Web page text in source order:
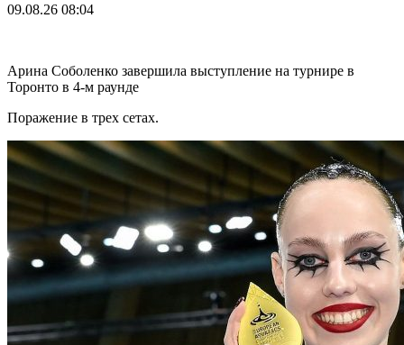
09.08.26 08:04
Арина Соболенко завершила выступление на турнире в
Торонто в 4-м раунде
Поражение в трех сетах.